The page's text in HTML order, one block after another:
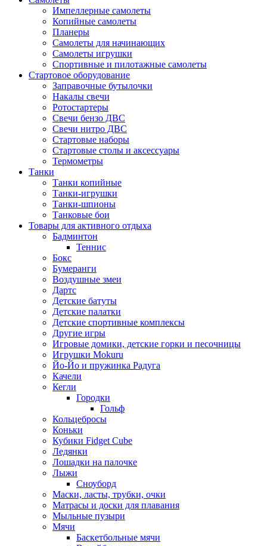
Импеллерные самолеты
Копийные самолеты
Планеры
Самолеты для начинающих
Самолеты игрушки
Спортивные и пилотажные самолеты
Стартовое оборудование
Заправочные бутылочки
Накалы свечи
Ротостартеры
Свечи бензо ДВС
Свечи нитро ДВС
Стартовые наборы
Стартовые столы и аксессуары
Термометры
Танки
Танки копийные
Танки-игрушки
Танки-шпионы
Танковые бои
Товары для активного отдыха
Бадминтон
Теннис
Бокс
Бумеранги
Воздушные змеи
Дартс
Детские батуты
Детские палатки
Детские спортивные комплексы
Другие игры
Игровые домики, детские горки и песочницы
Игрушки Mokuru
Йо-Йо и пружинка Радуга
Качели
Кегли
Городки
Гольф
Кольцебросы
Коньки
Кубики Fidget Cube
Ледянки
Лошадки на палочке
Лыжи
Сноуборд
Маски, ласты, трубки, очки
Матрасы и доски для плавания
Мыльные пузыри
Мячи
Баскетбольные мячи